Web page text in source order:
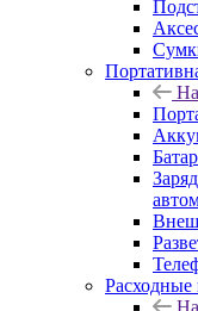
Расходные